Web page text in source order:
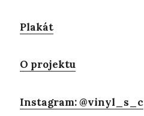
Plakát
O projektu
Instagram: @vinyl_s_c